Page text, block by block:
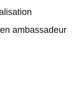
ambassadeur